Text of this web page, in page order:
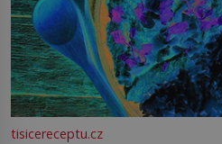
tisicereceptu.cz